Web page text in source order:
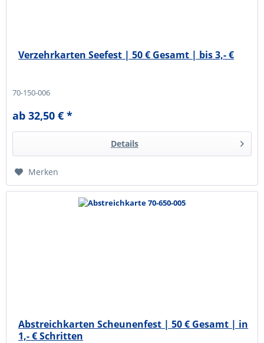
Verzehrkarten Seefest | 50 € Gesamt | bis 3,- €
70-150-006
ab 32,50 € *
Details
Merken
Abstreichkarten Scheunenfest | 50 € Gesamt | in
1,- € Schritten